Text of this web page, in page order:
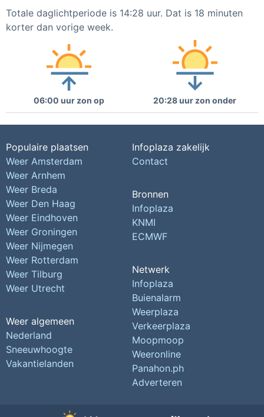
Totale daglichtperiode is 14:28 uur. Dat is 18 minuten
korter dan vorige week.
06:00 uur zon op 20:28 uur zon onder
Populaire plaatsen
Weer Amsterdam
Weer Arnhem
Weer Breda
Weer Den Haag
Weer Eindhoven
Weer Groningen
Weer Nijmegen
Weer Rotterdam
Weer Tilburg
Weer Utrecht
Weer algemeen
Nederland
Sneeuwhoogte
Vakantielanden
Infoplaza zakelijk
Contact
Bronnen
Infoplaza
KNMI
ECMWF
Netwerk
Infoplaza
Buienalarm
Weerplaza
Verkeerplaza
Moopmoop
Weeronline
Panahon.ph
Adverteren